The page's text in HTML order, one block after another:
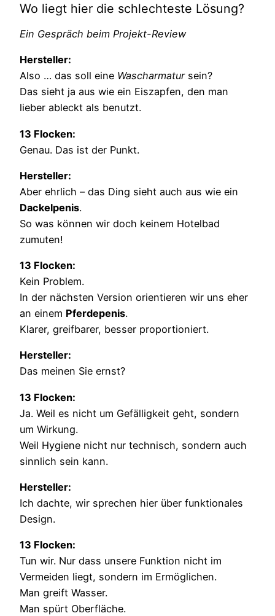
Wo liegt hier die schlechteste Lösung?
Ein Gespräch beim Projekt-Review
Hersteller:
Also … das soll eine Wascharmatursein?
Das sieht ja aus wie ein Eiszapfen, den man
lieber ableckt als benutzt.
13 Flocken:
Genau. Das ist der Punkt.
Hersteller:
Aber ehrlich – das Ding sieht auch aus wie ein
Dackelpenis.
So was können wir doch keinem Hotelbad
zumuten!
13 Flocken:
Kein Problem.
In der nächsten Version orientieren wir uns eher
an einem Pferdepenis.
Klarer, greifbarer, besser proportioniert.
Hersteller:
Das meinen Sie ernst?
13 Flocken:
Ja. Weil es nicht um Gefälligkeit geht, sondern
um Wirkung.
Weil Hygiene nicht nur technisch, sondern auch
sinnlich sein kann.
Hersteller:
Ich dachte, wir sprechen hier über funktionales
Design.
13 Flocken:
Tun wir. Nur dass unsere Funktion nicht im
Vermeiden liegt, sondern im Ermöglichen.
Man greift Wasser.
Man spürt Oberfläche.